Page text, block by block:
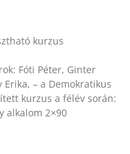
kurzus
Fóti Péter, Ginter
Erika, – a Demokratikus
kurzus a félév során:
alkalom 2×90